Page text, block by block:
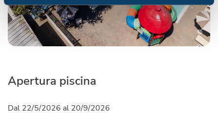
Apertura piscina
Dal 22/5/2026 al 20/9/2026